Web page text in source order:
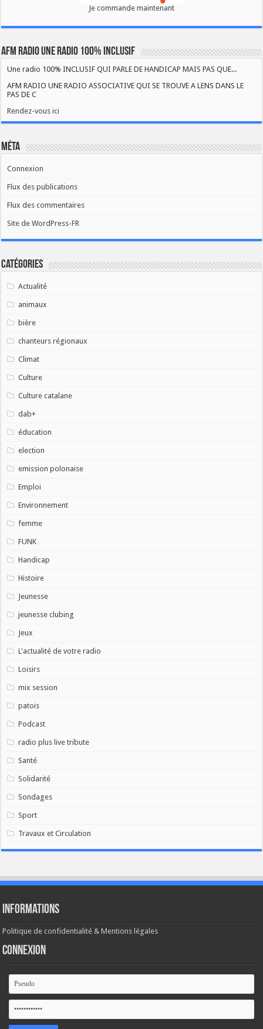
Je commande maintenant
AFM RADIO UNE RADIO 100% INCLUSIF
Une radio 100% INCLUSIF QUI PARLE DE HANDICAP MAIS PAS QUE...
AFM RADIO UNE RADIO ASSOCIATIVE QUI SE TROUVE A LENS DANS LE
PAS DE C
Rendez-vous ici
Méta
Connexion
Flux des publications
Flux des commentaires
Site de WordPress-FR
Catégories
Actualité
animaux
bière
chanteurs régionaux
Climat
Culture
Culture catalane
dab+
éducation
election
emission polonaise
Emploi
Environnement
femme
FUNK
Handicap
Histoire
Jeunesse
jeunesse clubing
Jeux
L'actualité de votre radio
Loisirs
mix session
patois
Podcast
radio plus live tribute
Santé
Solidarité
Sondages
Sport
Travaux et Circulation
Informations
Politique de confidentialité & Mentions légales
Connexion